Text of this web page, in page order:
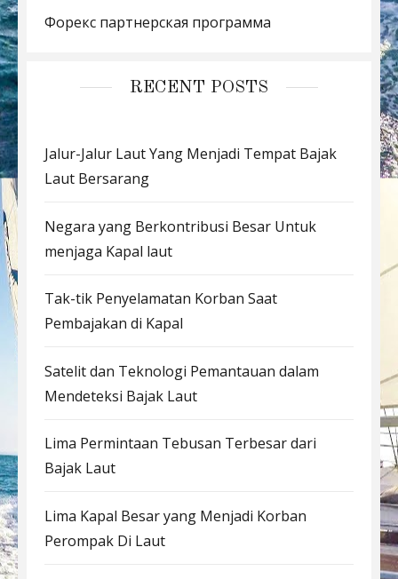
Форекс партнерская программа
RECENT POSTS
Jalur-Jalur Laut Yang Menjadi Tempat Bajak
Laut Bersarang
Negara yang Berkontribusi Besar Untuk
menjaga Kapal laut
Tak-tik Penyelamatan Korban Saat
Pembajakan di Kapal
Satelit dan Teknologi Pemantauan dalam
Mendeteksi Bajak Laut
Lima Permintaan Tebusan Terbesar dari
Bajak Laut
Lima Kapal Besar yang Menjadi Korban
Perompak Di Laut